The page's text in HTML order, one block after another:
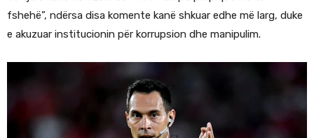
fshehë”, ndërsa disa komente kanë shkuar edhe më larg, duke
e akuzuar institucionin për korrupsion dhe manipulim.